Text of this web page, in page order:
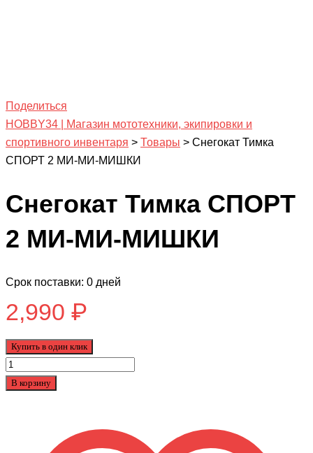
Поделиться
HOBBY34 | Магазин мототехники, экипировки и
спортивного инвентаря > Товары > Снегокат Тимка
СПОРТ 2 МИ-МИ-МИШКИ
Снегокат Тимка СПОРТ
2 МИ-МИ-МИШКИ
Срок поставки: 0 дней
2,990 ₽
Купить в один клик
Количество
товара
В корзину